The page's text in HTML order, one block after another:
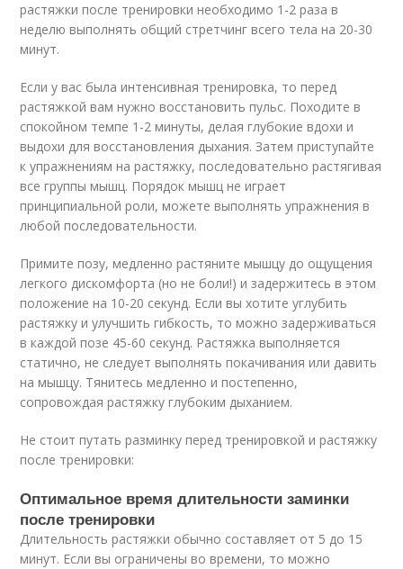
растяжки после тренировки необходимо 1-2 раза в
неделю выполнять общий стретчинг всего тела на 20-30
минут.
Если у вас была интенсивная тренировка, то перед
растяжкой вам нужно восстановить пульс. Походите в
спокойном темпе 1-2 минуты, делая глубокие вдохи и
выдохи для восстановления дыхания. Затем приступайте
к упражнениям на растяжку, последовательно растягивая
все группы мышц. Порядок мышц не играет
принципиальной роли, можете выполнять упражнения в
любой последовательности.
Примите позу, медленно растяните мышцу до ощущения
легкого дискомфорта (но не боли!) и задержитесь в этом
положение на 10-20 секунд. Если вы хотите углубить
растяжку и улучшить гибкость, то можно задерживаться
в каждой позе 45-60 секунд. Растяжка выполняется
статично, не следует выполнять покачивания или давить
на мышцу. Тянитесь медленно и постепенно,
сопровождая растяжку глубоким дыханием.
Не стоит путать разминку перед тренировкой и растяжку
после тренировки:
Оптимальное время длительности заминки
после тренировки
Длительность растяжки обычно составляет от 5 до 15
минут. Если вы ограничены во времени, то можно